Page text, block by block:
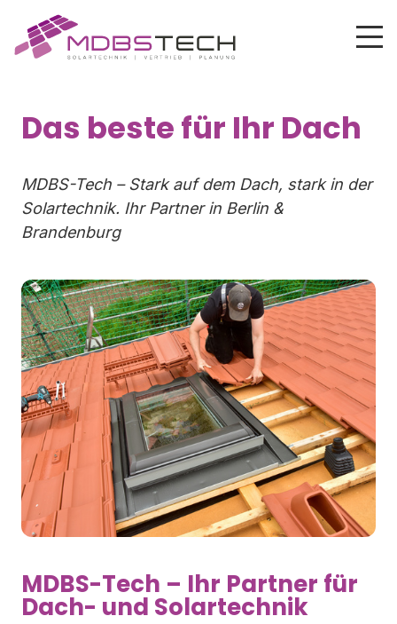
Das beste für Ihr Dach
MDBS-Tech – Stark auf dem Dach, stark in der
Solartechnik. Ihr Partner in Berlin &
Brandenburg
MDBS-Tech – Ihr Partner für
Dach- und Solartechnik